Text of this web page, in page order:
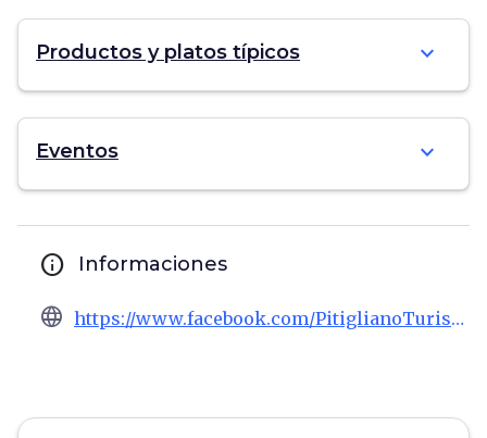
Productos y platos típicos expand_more
Eventos expand_more
info Informaciones
language https://www.facebook.com/PitiglianoTurismo